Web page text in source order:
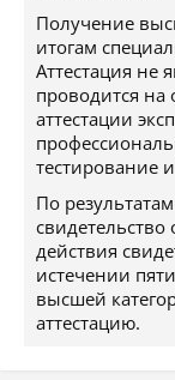
Получение
итогам
Аттестация не
проводится на
аттестации
тестирование
По
действия
истечении
высшей
аттестацию.